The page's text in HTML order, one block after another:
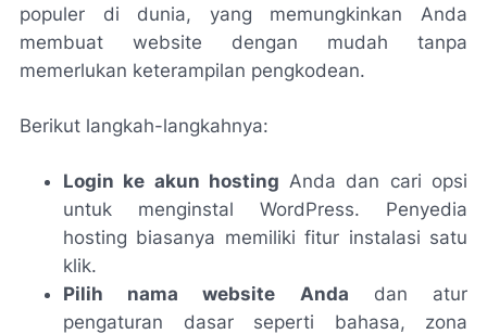
populer di dunia, yang memungkinkan Anda
membuat website dengan mudah tanpa
memerlukan keterampilan pengkodean.
Berikut langkah-langkahnya:
Login ke akun hosting Anda dan cari opsi
untuk menginstal WordPress. Penyedia
hosting biasanya memiliki fitur instalasi satu
klik.
Pilih nama website Anda dan atur
pengaturan dasar seperti bahasa, zona